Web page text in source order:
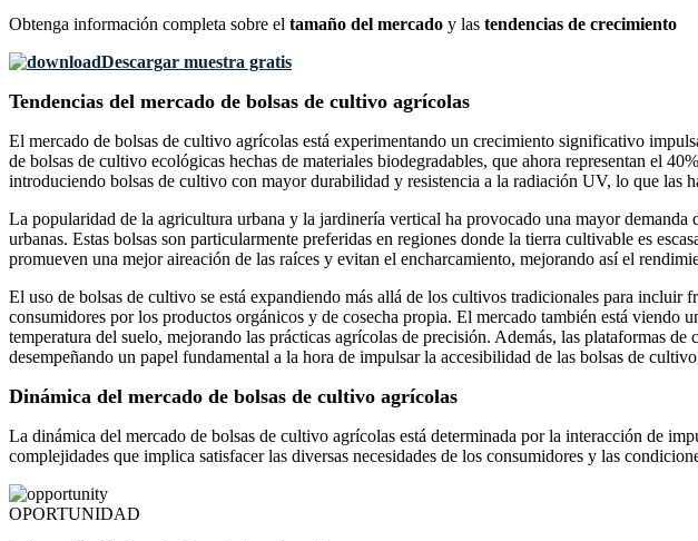
Obtenga información completa sobre el tamaño del mercado y las tendencias de crecimiento
Descargar muestra gratis
Tendencias del mercado de bolsas de cultivo agrícolas
El mercado de bolsas de cultivo agrícolas está experimentando un crecimiento significativo
de bolsas de cultivo ecológicas hechas de materiales biodegradables, que ahora representan el
introduciendo bolsas de cultivo con mayor durabilidad y resistencia a la radiación UV, lo que las
La popularidad de la agricultura urbana y la jardinería vertical ha provocado una mayor
urbanas. Estas bolsas son particularmente preferidas en regiones donde la tierra cultivable es
promueven una mejor aireación de las raíces y evitan el encharcamiento, mejorando así el
El uso de bolsas de cultivo se está expandiendo más allá de los cultivos tradicionales para
consumidores por los productos orgánicos y de cosecha propia. El mercado también está viendo
temperatura del suelo, mejorando las prácticas agrícolas de precisión. Además, las plataformas
desempeñando un papel fundamental a la hora de impulsar la accesibilidad de las bolsas de
Dinámica del mercado de bolsas de cultivo agrícolas
La dinámica del mercado de bolsas de cultivo agrícolas está determinada por la interacción de
complejidades que implica satisfacer las diversas necesidades de los consumidores y las
OPORTUNIDAD